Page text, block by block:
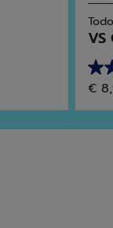
VS
4.8
de
5
€